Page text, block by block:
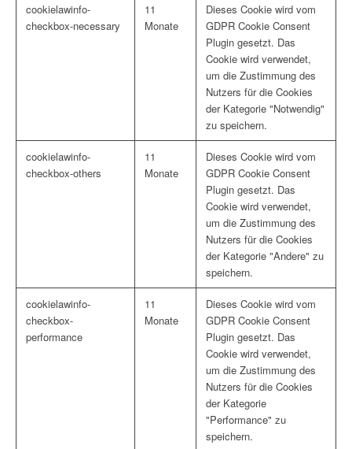
cookielawinfo-
checkbox-necessary
11
Monate
Dieses Cookie wird vom
GDPR Cookie Consent
Plugin gesetzt. Das
Cookie wird verwendet,
um die Zustimmung des
Nutzers für die Cookies
der Kategorie "Notwendig"
zu speichern.
cookielawinfo-
checkbox-others
11
Monate
Dieses Cookie wird vom
GDPR Cookie Consent
Plugin gesetzt. Das
Cookie wird verwendet,
um die Zustimmung des
Nutzers für die Cookies
der Kategorie "Andere" zu
speichern.
cookielawinfo-
checkbox-
performance
11
Monate
Dieses Cookie wird vom
GDPR Cookie Consent
Plugin gesetzt. Das
Cookie wird verwendet,
um die Zustimmung des
Nutzers für die Cookies
der Kategorie
"Performance" zu
speichern.